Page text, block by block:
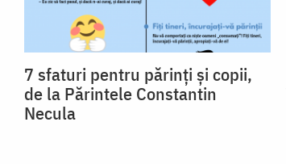
7 sfaturi pentru părinți și copii,
de la Părintele Constantin
Necula